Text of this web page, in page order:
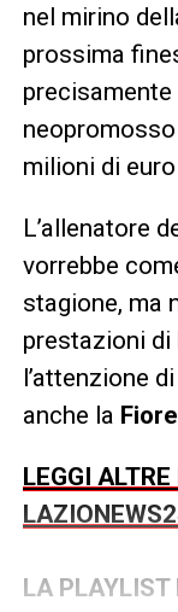
nel mirino
prossima
neopromosso
milioni di
L’allenatore
vorrebbe
stagione, ma
prestazioni di
l’attenzione
anche la
LEGGI
LA PLAYLIST